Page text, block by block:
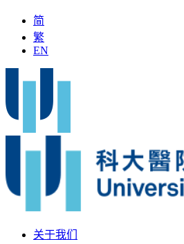
简
繁
EN
关于我们